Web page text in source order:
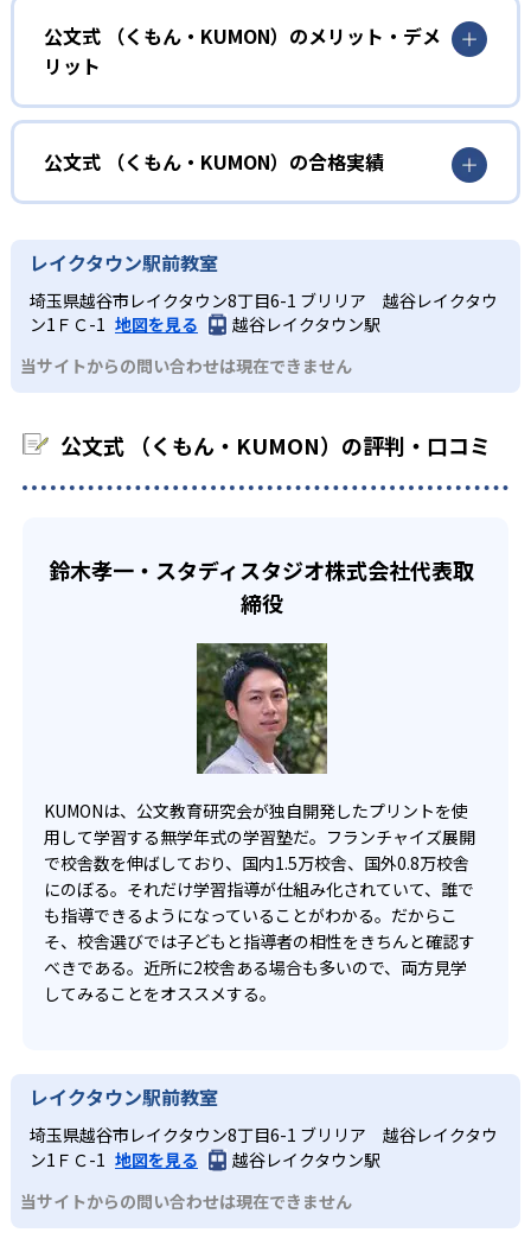
しさを経験できる。
KUMONの教材は、簡単な問題から高度な問題へと、スモー
ルステップで進んでいけるよう工夫されている。このスタ
イルは子どもの学習意欲をかき立てるため、教えてもらう
という受け身の姿勢ではなく、自ら進んで学ぶ姿勢を身に
つけられるだろう。
また、自学学習スタイルで学ぶ子どもたちは、自らの学習
課題に気がつくようになる。学年を超えた範囲も学習でき
るため、早い時期から高校教材に進む生徒もいる。
03 フレキシブルな受講スタイル
でも週2回受講できる。そのため、部活や他の習い事で忙し
らのオンライン受講と通室を組み合わせることも可能だ。
小学校に入る準備をしたい幼児向け
KUMONでは細かいステップに分かれた教材で、わかる楽し
さを経験しながら無理なく力を高めていける。
性格や学習への取り組み姿勢に合わせて内容も調整するた
め、小学校に入ってもつまずきにくい学力を身につけられ
るだろう。
中学に向けて苦手教科を克服したい子ども向け
KUMONでは経験豊富な先生が、子どものやる気を引き出せ
るよう適切なヒントを与えたり、声かけをしたりしてい
少しずつ苦手意識を克服できるだろう。
部活や習い事と両立したい生徒向け
KUMONでは、一人ひとりの学習状況やスケジュールに合わ
宿題の量や進め方に関しては、いつでも気軽に相談可能
だ。
公文式 （くもん・KUMON）のメリット・デメ
リット
どんなメリットがある？
KUMONでは自学自習スタイルで勉強するため、集中力や目
標に向かって頑張りやり抜く力を育むことができる。ま
た、年齢や学年にとらわれずに自分の学力に相応したレベ
ルから学習できるため、難しすぎてやる気を損ねたり、簡
単すぎて退屈することもない。
どんなデメリットがある？
KUMONでは、中高生のクラスでも数学・英語・国語の3教
科に限られるため、その他の教科に関しては他塾を検討す
る必要があるだろう。
公文式 （くもん・KUMON）の合格実績
KUMONは、公式サイトでは合格実績は公開していない。志
望校への実績があるかどうかは、通う予定の教室に問い合
わせたい。
レイクタウン駅前教室
埼玉県越谷市レイクタウン8丁目6-1 ブリリア 越谷レイクタウ
ン1ＦＣ-1 地図を見る
越谷レイクタウン駅
当サイトからの問い合わせは現在できません
公文式 （くもん・KUMON）の評判・口コミ
鈴木孝一・スタディスタジオ株式会社代表取
締役
KUMONは、公文教育研究会が独自開発したプリントを使
用して学習する無学年式の学習塾だ。フランチャイズ展開
で校舎数を伸ばしており、国内1.5万校舎、国外0.8万校舎
にのぼる。それだけ学習指導が仕組み化されていて、誰で
も指導できるようになっていることがわかる。だからこ
そ、校舎選びでは子どもと指導者の相性をきちんと確認す
べきである。近所に2校舎ある場合も多いので、両方見学
してみることをオススメする。
レイクタウン駅前教室
埼玉県越谷市レイクタウン8丁目6-1 ブリリア 越谷レイクタウ
ン1ＦＣ-1 地図を見る
越谷レイクタウン駅
当サイトからの問い合わせは現在できません